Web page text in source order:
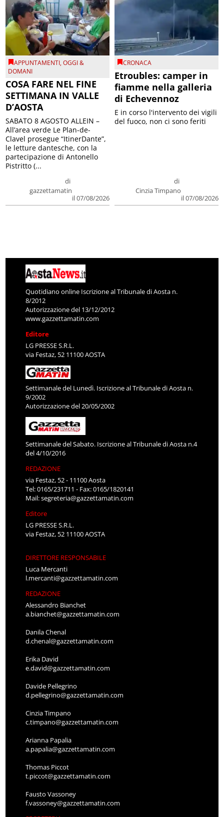
APPUNTAMENTI,OGGI &
DOMANI
COSA FARE NEL FINE
SETTIMANA IN VALLE
D’AOSTA
di
gazzettamatin
il 07/08/2026
SABATO 8 AGOSTO ALLEIN –
All’area verde Le Plan-de-
Clavel prosegue “ItinerDante”,
le letture dantesche, con la
partecipazione di Antonello
Pistritto (...
CRONACA
Etroubles: camper in
fiamme nella galleria
di Echevennoz
di
Cinzia Timpano
il 07/08/2026
E in corso l'intervento dei vigili
del fuoco, non ci sono feriti
Quotidiano online Iscrizione al Tribunale di Aosta n.
8/2012
Autorizzazione del 13/12/2012
www.gazzettamatin.com
Editore
LG PRESSE S.R.L.
via Festaz, 52 11100 AOSTA
Settimanale del Lunedì. Iscrizione al Tribunale di Aosta n.
9/2002
Autorizzazione del 20/05/2002
Settimanale del Sabato. Iscrizione al Tribunale di Aosta n.4
del 4/10/2016
REDAZIONE
via Festaz, 52 - 11100 Aosta
Tel: 0165/231711 - Fax: 0165/1820141
Mail:segreteria@gazzettamatin.com
Editore
LG PRESSE S.R.L.
via Festaz, 52 11100 AOSTA
DIRETTORE RESPONSABILE
Luca Mercanti
l.mercanti@gazzettamatin.com
REDAZIONE
Alessandro Bianchet
a.bianchet@gazzettamatin.com
Danila Chenal
d.chenal@gazzettamatin.com
Erika David
e.david@gazzettamatin.com
Davide Pellegrino
d.pellegrino@gazzettamatin.com
Cinzia Timpano
c.timpano@gazzettamatin.com
Arianna Papalia
a.papalia@gazzettamatin.com
Thomas Piccot
t.piccot@gazzettamatin.com
Fausto Vassoney
f.vassoney@gazzettamatin.com